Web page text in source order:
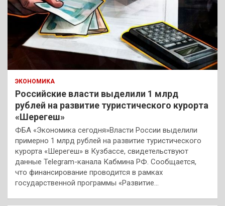
ЭКОНОМИКА
Российские власти выделили 1 млрд
рублей на развитие туристического курорта
«Шерегеш»
ФБА «Экономика сегодня»Власти России выделили
примерно 1 млрд рублей на развитие туристического
курорта «Шерегеш» в Кузбассе, свидетельствуют
данные Telegram-канала Кабмина РФ. Сообщается,
что финансирование проводится в рамках
государственной программы «Развитие…